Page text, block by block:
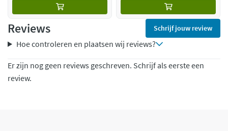
Reviews Schrijf jouw review
Hoe controleren en plaatsen wij reviews?
Er zijn nog geen reviews geschreven. Schrijf als eerste een
review.